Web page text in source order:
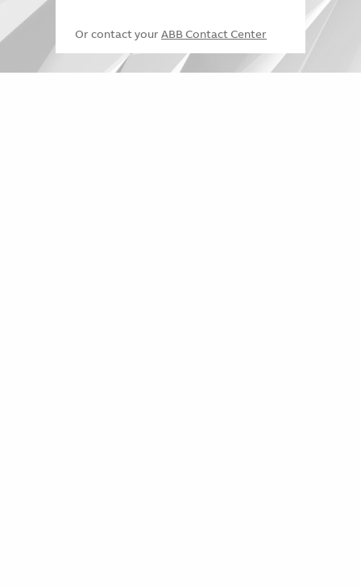
Or contact your ABB Contact Center